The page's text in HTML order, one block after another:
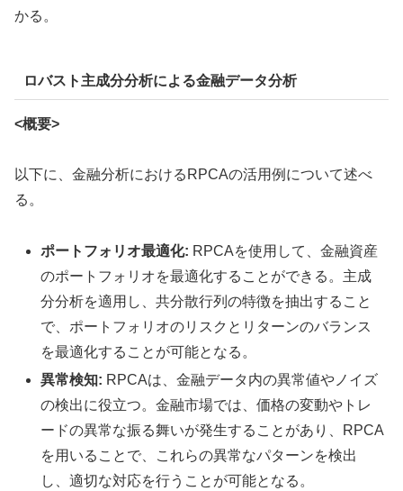
かる。
ロバスト主成分分析による金融データ分析
<概要>
以下に、金融分析におけるRPCAの活用例について述べ
る。
ポートフォリオ最適化: RPCAを使用して、金融資産
のポートフォリオを最適化することができる。主成
分分析を適用し、共分散行列の特徴を抽出すること
で、ポートフォリオのリスクとリターンのバランス
を最適化することが可能となる。
異常検知: RPCAは、金融データ内の異常値やノイズ
の検出に役立つ。金融市場では、価格の変動やトレ
ードの異常な振る舞いが発生することがあり、RPCA
を用いることで、これらの異常なパターンを検出
し、適切な対応を行うことが可能となる。